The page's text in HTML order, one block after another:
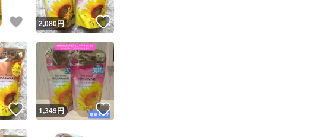
いいね！
2,080円 いいね！
いいね！
1,349円